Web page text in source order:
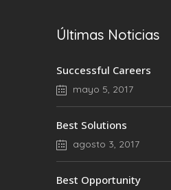
Últimas Noticias
Successful Careers
mayo 5, 2017
Best Solutions
agosto 3, 2017
Best Opportunity